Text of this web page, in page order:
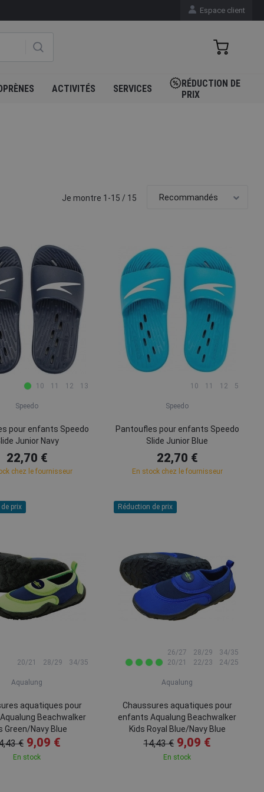
Espace client
ACTIVITÉS SERVICES
RÉDUCTION DE
PRIX
Je montre 1-15 / 15
10 11 12 13
Speedo
pour enfants Speedo
Junior Navy
22,70 €
chez le fournisseur
10 11 12 5
Speedo
Pantoufles pour enfants Speedo
Slide Junior Blue
22,70 €
En stock chez le fournisseur
prix
20/21 28/29 34/35
Aqualung
aquatiques pour
Beachwalker
Green/Navy Blue
€ 9,09 €
En stock
Réduction de prix
20/21 22/23 24/25
26/27 28/29 34/35
Aqualung
Chaussures aquatiques pour
enfants Aqualung Beachwalker
Kids Royal Blue/Navy Blue
14,43 € 9,09 €
En stock